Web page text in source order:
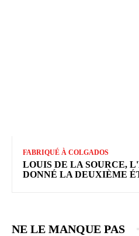
FABRIQUÉ À COLGADOS
LOUIS DE LA SOURCE,
DONNÉ LA DEUXIÈME
NE LE MANQUE PAS